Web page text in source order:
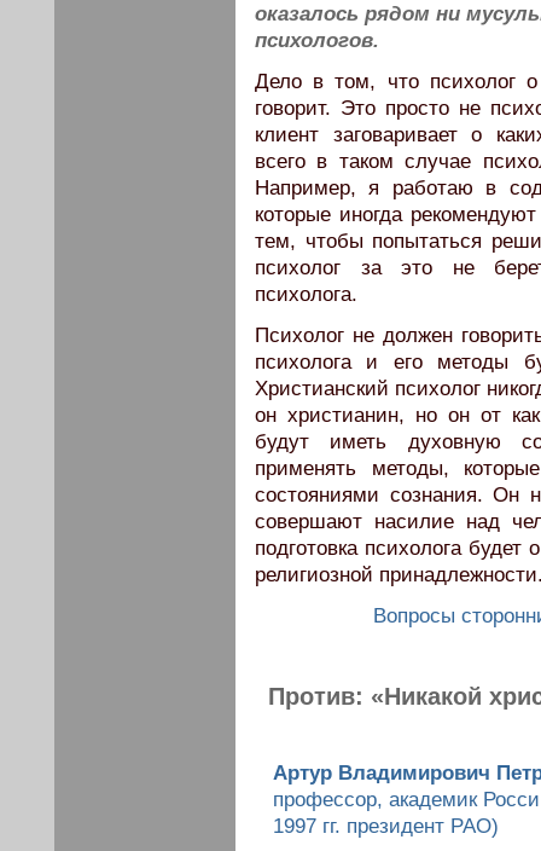
оказалось рядом ни
психологов.
Дело в том, что психолог о
говорит. Это просто не
клиент заговаривает о
всего в таком случае
Например, я работаю в
которые иногда
тем, чтобы попытаться
психолог за это не
психолога.
Психолог не должен
психолога и его методы
Христианский психолог
он христианин, но он от
будут иметь духовную
применять методы,
состояниями сознания. Он
совершают насилие над
подготовка психолога будет
религиозной
Вопросы
Против: «Никакой
Артур Владимирович
профессор, академик
1997 гг. президент РАО)